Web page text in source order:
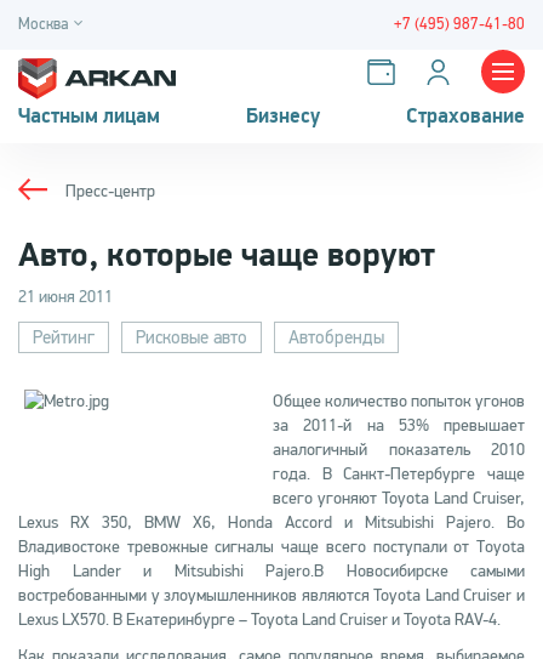
Москва +7 (495) 987-41-80
Частным лицам Бизнесу Страхование
Пресс-центр
Авто, которые чаще воруют
21 июня 2011
Рейтинг Рисковые авто Автобренды
Общее количество попыток угонов
за 2011-й на 53% превышает
аналогичный показатель 2010
года. В Санкт-Петербурге чаще
всего угоняют Toyota Land Cruiser,
Lexus RX 350, ВMW X6, Honda Accord и Mitsubishi Pajero. Во
Владивостоке тревожные сигналы чаще всего поступали от Тoyota
High Lander и Mitsubishi Pajero.В Новосибирске самыми
востребованными у злоумышленников являются Toyota Land Cruiser и
Lexus LX570. В Екатеринбурге – Toyota Land Cruiser и Toyota RAV-4.